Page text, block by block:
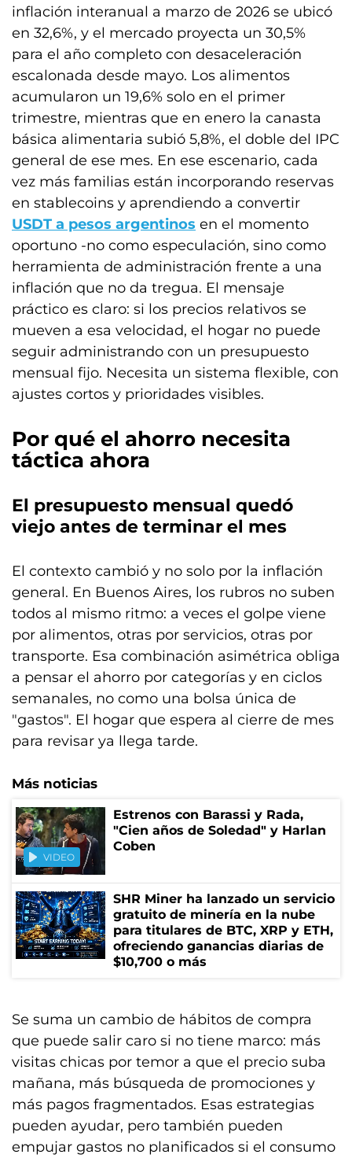
inflación interanual a marzo de 2026 se ubicó
en 32,6%, y el mercado proyecta un 30,5%
para el año completo con desaceleración
escalonada desde mayo. Los alimentos
acumularon un 19,6% solo en el primer
trimestre, mientras que en enero la canasta
básica alimentaria subió 5,8%, el doble del IPC
general de ese mes. En ese escenario, cada
vez más familias están incorporando reservas
en stablecoins y aprendiendo a convertir
USDT a pesos argentinos en el momento
oportuno -no como especulación, sino como
herramienta de administración frente a una
inflación que no da tregua. El mensaje
práctico es claro: si los precios relativos se
mueven a esa velocidad, el hogar no puede
seguir administrando con un presupuesto
mensual fijo. Necesita un sistema flexible, con
ajustes cortos y prioridades visibles.
Por qué el ahorro necesita
táctica ahora
El presupuesto mensual quedó
viejo antes de terminar el mes
El contexto cambió y no solo por la inflación
general. En Buenos Aires, los rubros no suben
todos al mismo ritmo: a veces el golpe viene
por alimentos, otras por servicios, otras por
transporte. Esa combinación asimétrica obliga
a pensar el ahorro por categorías y en ciclos
semanales, no como una bolsa única de
"gastos". El hogar que espera al cierre de mes
para revisar ya llega tarde.
Más noticias
VIDEO
Estrenos con Barassi y Rada,
"Cien años de Soledad" y Harlan
Coben
SHR Miner ha lanzado un servicio
gratuito de minería en la nube
para titulares de BTC, XRP y ETH,
ofreciendo ganancias diarias de
$10,700 o más
Se suma un cambio de hábitos de compra
que puede salir caro si no tiene marco: más
visitas chicas por temor a que el precio suba
mañana, más búsqueda de promociones y
más pagos fragmentados. Esas estrategias
pueden ayudar, pero también pueden
empujar gastos no planificados si el consumo